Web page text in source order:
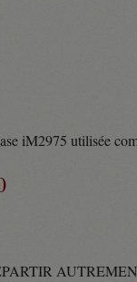
iM2975 utilisée